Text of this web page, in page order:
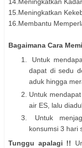
15.Meningkatkan
16.Membantu
Bagaimana Cara
Untuk
dapat di sedu
aduk hingga
Untuk
air ES, lalu
Untuk
konsumsi 3 hari
Tunggu apalagi !!